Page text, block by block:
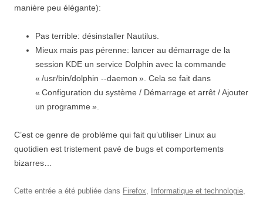
manière peu élégante):
Pas terrible: désinstaller Nautilus.
Mieux mais pas pérenne: lancer au démarrage de la
session KDE un service Dolphin avec la commande
« /usr/bin/dolphin --daemon ». Cela se fait dans
« Configuration du système / Démarrage et arrêt / Ajouter
un programme ».
C’est ce genre de problème qui fait qu’utiliser Linux au
quotidien est tristement pavé de bugs et comportements
bizarres…
Cette entrée a été publiée dans Firefox Informatique et technologie